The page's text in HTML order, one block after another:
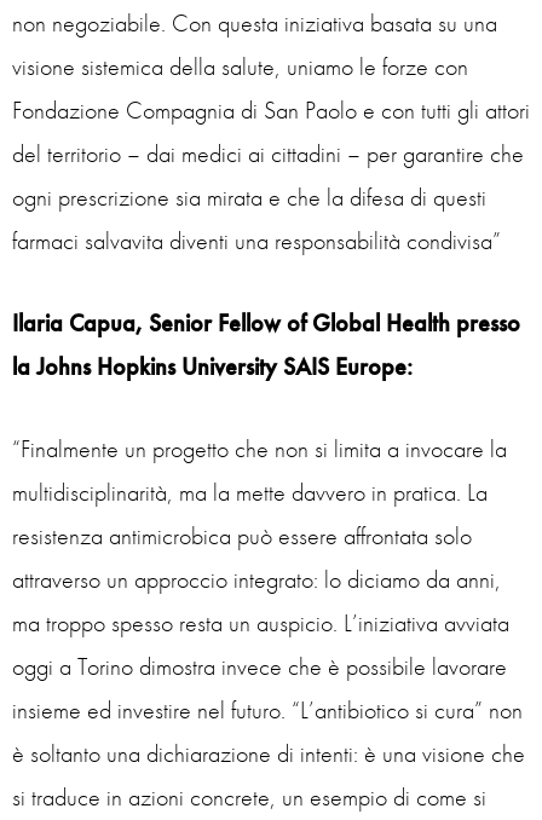
non negoziabile. Con questa iniziativa basata su una
visione sistemica della salute, uniamo le forze con
Fondazione Compagnia di San Paolo e con tutti gli attori
del territorio – dai medici ai cittadini – per garantire che
ogni prescrizione sia mirata e che la difesa di questi
farmaci salvavita diventi una responsabilità condivisa”
Ilaria Capua, Senior Fellow of Global Health presso
la Johns Hopkins University SAIS Europe:
“Finalmente un progetto che non si limita a invocare la
multidisciplinarità, ma la mette davvero in pratica. La
resistenza antimicrobica può essere affrontata solo
attraverso un approccio integrato: lo diciamo da anni,
ma troppo spesso resta un auspicio. L’iniziativa avviata
oggi a Torino dimostra invece che è possibile lavorare
insieme ed investire nel futuro. “L’antibiotico si cura” non
è soltanto una dichiarazione di intenti: è una visione che
si traduce in azioni concrete, un esempio di come si